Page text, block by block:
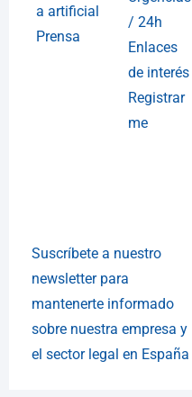
a artificial
Prensa
/ 24h
Enlaces
de interés
Registrar
me
Suscríbete a nuestro
newsletter para
mantenerte informado
sobre nuestra empresa y
el sector legal en España